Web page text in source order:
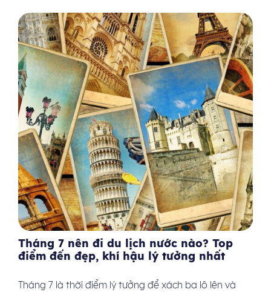
Tháng 7 nên đi du lịch nước nào? Top
điểm đến đẹp, khí hậu lý tưởng nhất
Tháng 7 là thời điểm lý tưởng để xách ba lô lên và